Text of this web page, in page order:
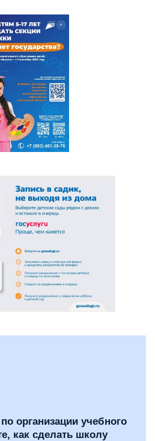
организации учебного
как сделать школу